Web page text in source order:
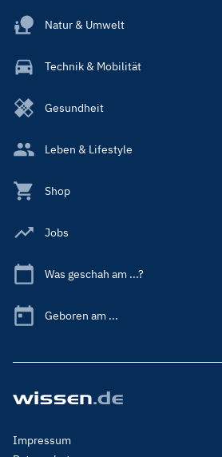
Natur & Umwelt
Technik & Mobilität
Gesundheit
Leben & Lifestyle
Shop
Jobs
Was geschah am ...?
Geboren am ...
Footer
Impressum